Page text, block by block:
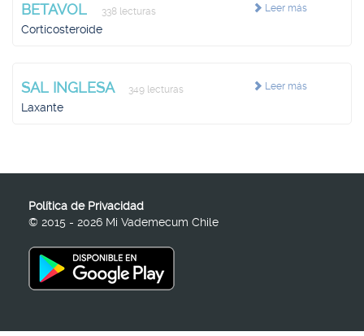
Leer más
BETAVOL 338 lecturas
Corticosteroide
Leer más
SAL INGLESA 349 lecturas
Laxante
Política de Privacidad
© 2015 - 2026 Mi Vademecum Chile